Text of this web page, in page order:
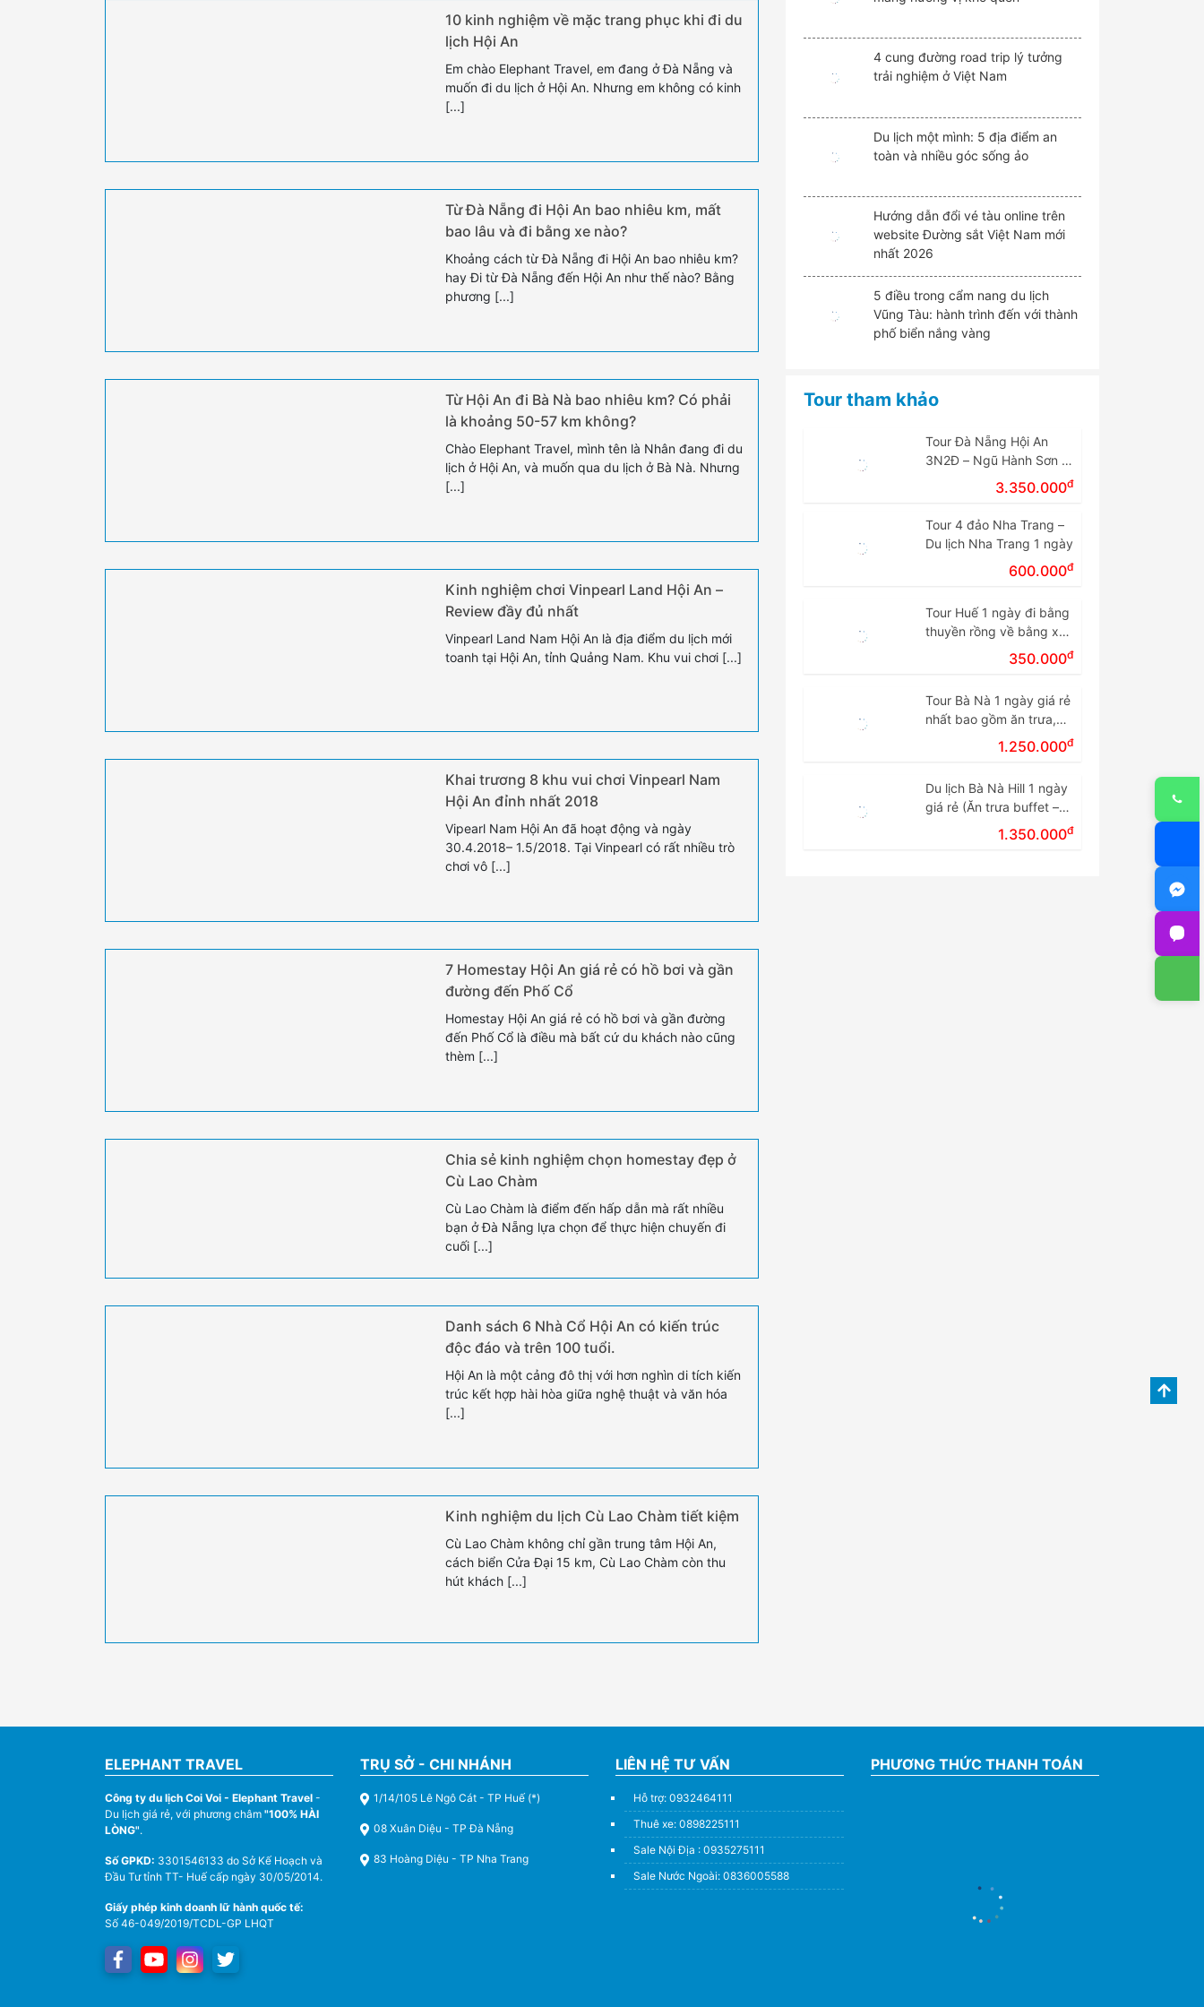
10 kinh nghiệm về mặc trang phục khi đi du
lịch Hội An
Em chào Elephant Travel, em đang ở Đà Nẵng và
muốn đi du lịch ở Hội An. Nhưng em không có kinh
[...]
Từ Đà Nẵng đi Hội An bao nhiêu km, mất
bao lâu và đi bằng xe nào?
Khoảng cách từ Đà Nẵng đi Hội An bao nhiêu km?
hay Đi từ Đà Nẵng đến Hội An như thế nào? Bằng
phương [...]
Từ Hội An đi Bà Nà bao nhiêu km? Có phải
là khoảng 50-57 km không?
Chào Elephant Travel, mình tên là Nhân đang đi du
lịch ở Hội An, và muốn qua du lịch ở Bà Nà. Nhưng
[...]
Kinh nghiệm chơi Vinpearl Land Hội An –
Review đầy đủ nhất
Vinpearl Land Nam Hội An là địa điểm du lịch mới
toanh tại Hội An, tỉnh Quảng Nam. Khu vui chơi [...]
Khai trương 8 khu vui chơi Vinpearl Nam
Hội An đỉnh nhất 2018
Vipearl Nam Hội An đã hoạt động và ngày
30.4.2018– 1.5/2018. Tại Vinpearl có rất nhiều trò
chơi vô [...]
7 Homestay Hội An giá rẻ có hồ bơi và gần
đường đến Phố Cổ
Homestay Hội An giá rẻ có hồ bơi và gần đường
đến Phố Cổ là điều mà bất cứ du khách nào cũng
thèm [...]
Chia sẻ kinh nghiệm chọn homestay đẹp ở
Cù Lao Chàm
Cù Lao Chàm là điểm đến hấp dẫn mà rất nhiều
bạn ở Đà Nẵng lựa chọn để thực hiện chuyến đi
cuối [...]
Danh sách 6 Nhà Cổ Hội An có kiến trúc
độc đáo và trên 100 tuổi.
Hội An là một cảng đô thị với hơn nghìn di tích kiến
trúc kết hợp hài hòa giữa nghệ thuật và văn hóa
[...]
Kinh nghiệm du lịch Cù Lao Chàm tiết kiệm
Cù Lao Chàm không chỉ gần trung tâm Hội An,
cách biển Cửa Đại 15 km, Cù Lao Chàm còn thu
hút khách [...]
4 cung đường road trip lý tưởng
trải nghiệm ở Việt Nam
Du lịch một mình: 5 địa điểm an
toàn và nhiều góc sống ảo
Hướng dẫn đổi vé tàu online trên
website Đường sắt Việt Nam mới
nhất 2026
5 điều trong cẩm nang du lịch
Vũng Tàu: hành trình đến với thành
phố biển nắng vàng
Tour tham khảo
Tour Đà Nẵng Hội An
3N2Đ – Ngũ Hành Sơn –
Cù Lao Chàm – Bà Nà
3.350.000đ
Tour 4 đảo Nha Trang –
Du lịch Nha Trang 1 ngày
600.000đ
Tour Huế 1 ngày đi bằng
thuyền rồng về bằng xe
350.000đ
Tour Bà Nà 1 ngày giá rẻ
nhất bao gồm ăn trưa,
1.250.000đ
Du lịch Bà Nà Hill 1 ngày
giá rẻ (Ăn trưa buffet –
Tour ghép đoàn)1.350.000đ
ELEPHANT TRAVEL
Công ty du lịch Coi Voi - Elephant Travel -
Du lịch giá rẻ, với phương châm "100% HÀI
LÒNG".
Số GPKD: 3301546133 do Sở Kế Hoạch và
Đầu Tư tỉnh TT- Huế cấp ngày 30/05/2014.
Giấy phép kinh doanh lữ hành quốc tế:
Số 46-049/2019/TCDL-GP LHQT
TRỤ SỞ - CHI NHÁNH
1/14/105 Lê Ngô Cát - TP Huế (*)
08 Xuân Diệu - TP Đà Nẵng
83 Hoàng Diệu - TP Nha Trang
LIÊN HỆ TƯ VẤN
Hỗ trợ: 0932464111
Thuê xe: 0898225111
Sale Nội Địa : 0935275111
Sale Nước Ngoài: 0836005588
PHƯƠNG THỨC THANH TOÁN